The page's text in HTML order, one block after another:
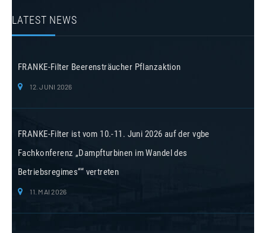
LATEST NEWS
FRANKE-Filter Beerensträucher Pflanzaktion
12. JUNI 2026
FRANKE-Filter ist vom 10.-11. Juni 2026 auf der vgbe
Fachkonferenz „Dampfturbinen im Wandel des
Betriebsregimes““ vertreten
11. MAI 2026